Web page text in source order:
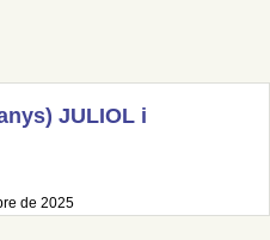
JULIOL i
de 2025